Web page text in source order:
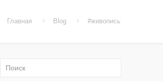
Главная Blog #живопись